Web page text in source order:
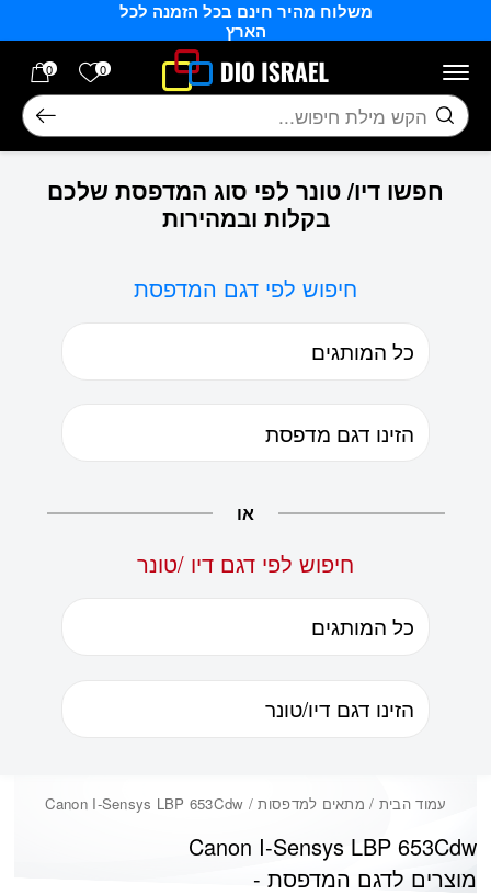
משלוח מהיר חינם בכל הזמנה לכל
הארץ
0 הרשימה
0
חיפוש
חפשו דיו/ טונר לפי סוג המדפסת שלכם
בקלות ובמהירות
חיפוש לפי דגם המדפסת
או
חיפוש לפי דגם דיו /טונר
עמוד הבית / מתאים למדפסות / Canon I-Sensys LBP 653Cdw
Canon I-Sensys LBP 653Cdw
מוצרים לדגם המדפסת -